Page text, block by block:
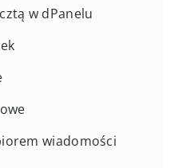
w dPanelu
wiadomości